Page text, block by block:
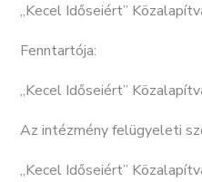
„Kecel Időseiért”
Fenntartója:
„Kecel Időseiért”
Az intézmény felügyeleti
„Kecel Időseiért”